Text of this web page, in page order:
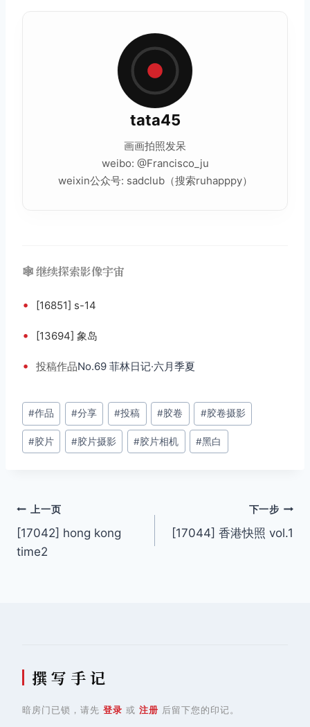
tata45
画画拍照发呆
weibo: @Francisco_ju
weixin公众号: sadclub（搜索ruhapppy）
🕸️ 继续探索影像宇宙
• [16851] s-14
• [13694] 象岛
• 投稿作品No.69 菲林日记·六月季夏
文
章
标
#作品 #分享 #投稿 #胶卷 #胶卷摄影
#胶片 #胶片摄影 #胶片相机 #黑白
文
章
上一页
[17042] hong kong
time2
下一步
[17044] 香港快照 vol.1
撰 写 手 记
暗房门已锁，请先 登录 或 注册 后留下您的印记。